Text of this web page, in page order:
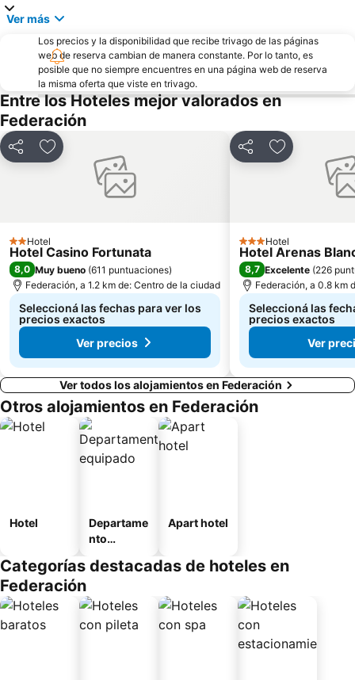
Ver más
Los precios y la disponibilidad que recibe trivago de las páginas
web de reserva cambian de manera constante. Por lo tanto, es
posible que no siempre encuentres en una página web de reserva
la misma oferta que viste en trivago.
Entre los Hoteles mejor valorados en
Federación
CompartirAñadir a favoritos
2 Estrellas
Hotel
Hotel Casino Fortunata
8,0 Muy bueno (611 puntuaciones)
Federación, a 1.2 km de: Centro de la ciudad
Seleccioná las fechas para ver los
precios exactos
Ver precios
CompartirAñadir a
3 Estrellas
Hotel
Hotel Arenas
8,7 Excelente (226
Federación, a 0.8 km
Seleccioná las
precios exactos
Ver
Ver todos los alojamientos en Federación
Otros alojamientos en Federación
Hotel
Departame
nto
Apart hotel
Categorías destacadas de hoteles en
Federación